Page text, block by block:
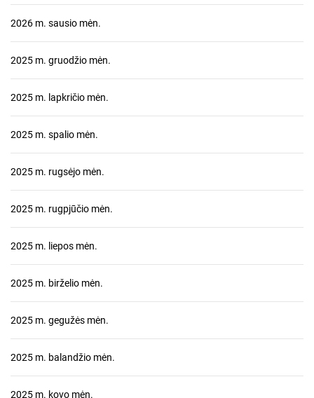
2026 m. sausio mėn.
2025 m. gruodžio mėn.
2025 m. lapkričio mėn.
2025 m. spalio mėn.
2025 m. rugsėjo mėn.
2025 m. rugpjūčio mėn.
2025 m. liepos mėn.
2025 m. birželio mėn.
2025 m. gegužės mėn.
2025 m. balandžio mėn.
2025 m. kovo mėn.